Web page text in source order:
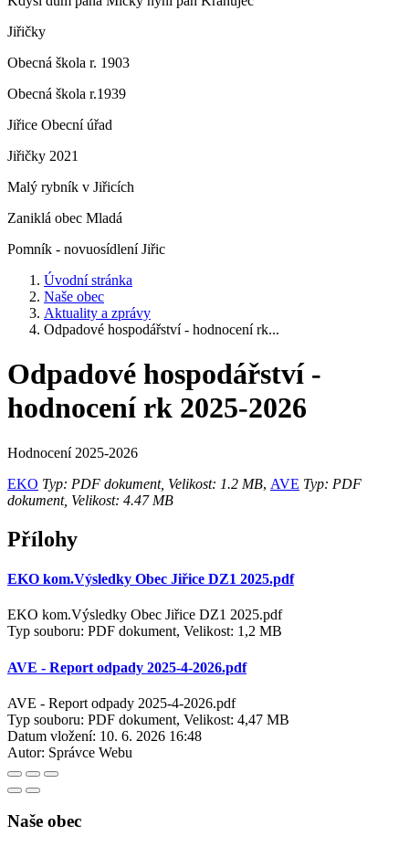
Jiřičky
Obecná škola r. 1903
Obecná škola r.1939
Jiřice Obecní úřad
Jiřičky 2021
Malý rybník v Jiřicích
Zaniklá obec Mladá
Pomník - novuosídlení Jiřic
Úvodní stránka
Naše obec
Aktuality a zprávy
Odpadové hospodářství - hodnocení rk...
Odpadové hospodářství -
hodnocení rk 2025-2026
Hodnocení 2025-2026
EKO Typ: PDF dokument, Velikost: 1.2 MB, AVE Typ: PDF
dokument, Velikost: 4.47 MB
Přílohy
EKO kom.Výsledky Obec Jiřice DZ1 2025.pdf
EKO kom.Výsledky Obec Jiřice DZ1 2025.pdf
Typ souboru: PDF dokument, Velikost: 1,2 MB
AVE - Report odpady 2025-4-2026.pdf
AVE - Report odpady 2025-4-2026.pdf
Typ souboru: PDF dokument, Velikost: 4,47 MB
Datum vložení: 10. 6. 2026 16:48
Autor: Správce Webu
Naše obec